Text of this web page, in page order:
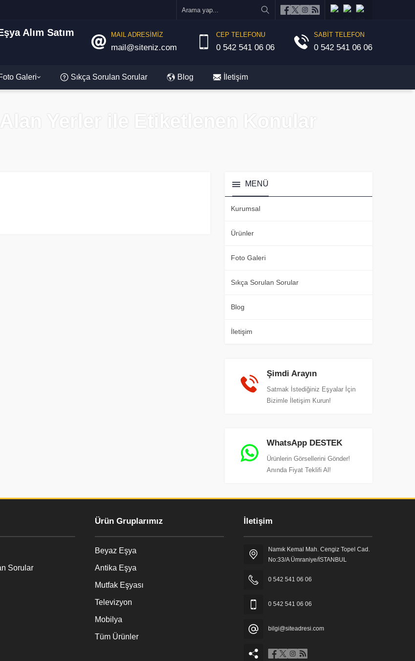
MAIL ADRESİMİZ
mail@siteniz.com
CEP TELEFONU
0 542 541 06 06
SABİT TELEFON
0 542 541 06 06
Galeri Sıkça Sorulan Sorular Blog İletişim
Alan Yerler ile Etiketlenen Konular
MENÜ
Kurumsal
Ürünler
Foto Galeri
Sıkça Sorulan Sorular
Blog
İletişim
Şimdi Arayın
Satmak İstediğiniz Eşyalar İçin
Bizimle İletişim Kurun!
WhatsApp DESTEK
Ürünlerin Görsellerini Gönder!
Anında Fiyat Teklifi Al!
Sorular
Ürün Gruplarımız
Beyaz Eşya
Antika Eşya
Mutfak Eşyası
Televizyon
Mobilya
Tüm Ürünler
İletişim
Namık Kemal Mah. Cengiz Topel Cad.
No:33/A Ümraniye/İSTANBUL
0 542 541 06 06
0 542 541 06 06
bilgi@siteadresi.com